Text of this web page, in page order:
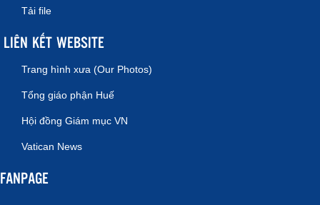
Tải file
LIÊN KẾT WEBSITE
Trang hình xưa (Our Photos)
Tổng giáo phận Huế
Hội đồng Giám mục VN
Vatican News
FANPAGE